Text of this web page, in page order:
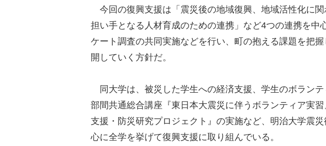
今回の復興支援は「震災後の地域復興、地域活性化に
担い手となる人材育成のための連携」など4つの連携を中
ケート調査の共同実施などを行い、町の抱える課題を把
開していく方針だ。
同大学は、被災した学生への経済支援、学生のボラン
部間共通総合講座『東日本大震災に伴うボランティア実
支援・防災研究プロジェクト』の実施など、明治大学震
心に全学を挙げて復興支援に取り組んでいる。